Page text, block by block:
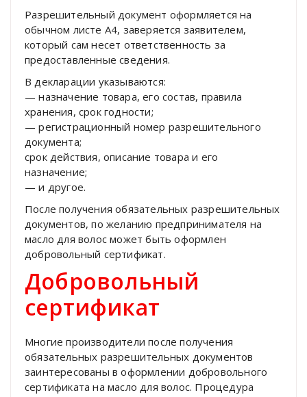
Разрешительный документ оформляется на
обычном листе А4, заверяется заявителем,
который сам несет ответственность за
предоставленные сведения.
В декларации указываются:
— назначение товара, его состав, правила
хранения, срок годности;
— регистрационный номер разрешительного
документа;
срок действия, описание товара и его
назначение;
— и другое.
После получения обязательных разрешительных
документов, по желанию предпринимателя на
масло для волос может быть оформлен
добровольный сертификат.
Добровольный
сертификат
Многие производители после получения
обязательных разрешительных документов
заинтересованы в оформлении добровольного
сертификата на масло для волос. Процедура